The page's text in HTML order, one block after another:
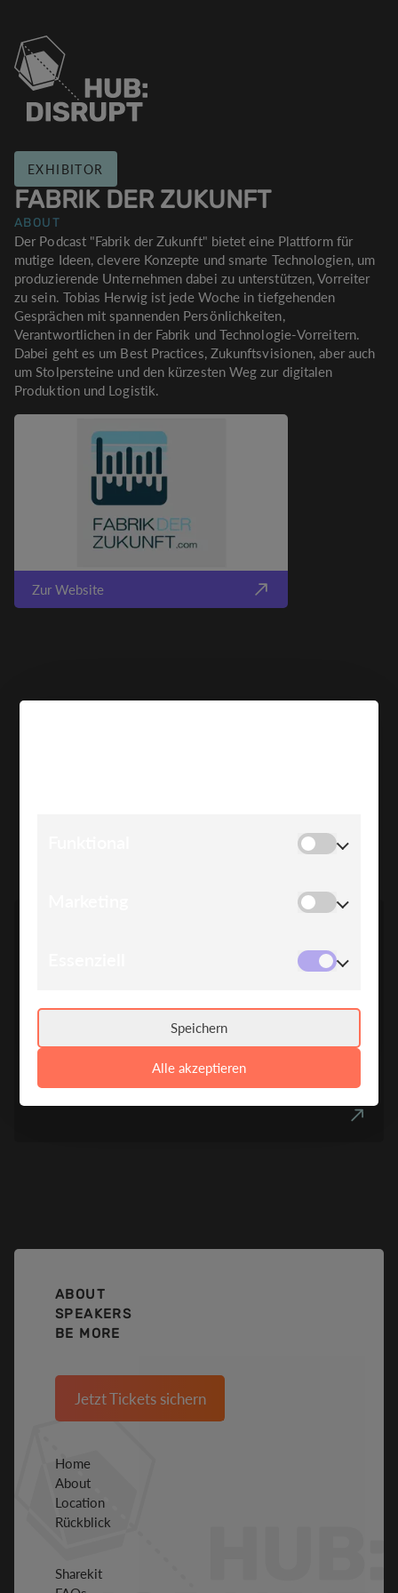
Speichern
Alle akzeptieren
EXHIBITOR
FABRIK DER ZUKUNFT
ABOUT
Der Podcast "Fabrik der Zukunft" bietet eine Plattform für
mutige Ideen, clevere Konzepte und smarte Technologien, um
produzierende Unternehmen dabei zu unterstützen, Vorreiter
zu sein. Tobias Herwig ist jede Woche in tiefgehenden
Gesprächen mit spannenden Persönlichkeiten,
Verantwortlichen in der Fabrik und Technologie-Vorreitern.
Dabei geht es um Best Practices, Zukunftsvisionen, aber auch
um Stolpersteine und den kürzesten Weg zur digitalen
Produktion und Logistik.
Zur Website
TOBIAS HERWIG
ABOUT
SPEAKERS
BE MORE
Jetzt Tickets sichern
Home
About
Location
Rückblick
Sharekit